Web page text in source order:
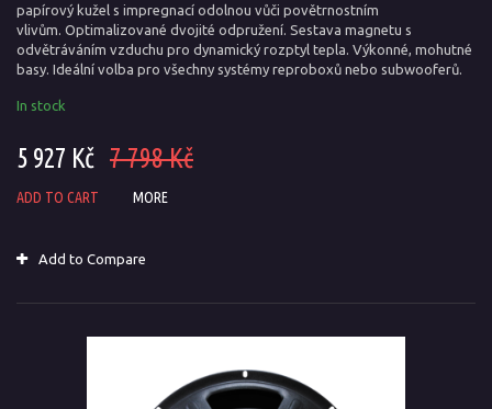
papírový kužel s impregnací odolnou vůči povětrnostním
vlivům. Optimalizované dvojité odpružení. Sestava magnetu s
odvětráváním vzduchu pro dynamický rozptyl tepla. Výkonné, mohutné
basy. Ideální volba pro všechny systémy reproboxů nebo subwooferů.
In stock
5 927 Kč 7 798 Kč
ADD TO CART MORE
Add to Compare